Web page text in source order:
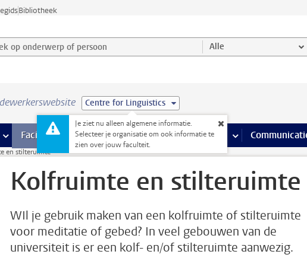
Bibliotheek
op onderwerp of persoon en selecteer categorie Alle
Centre for Linguistics
Je ziet nu alleen algemene informatie.
Selecteer je organisatie om ook informatie te
zien over jouw faculteit.
pagina’s
meer ICT pagina’s
Faciliteiten meer Faciliteiten pagina’s
Onderwijs meer Onderwijs pagina’s
Onderzoek meer Onderzoek
en stilteruimte
Kolfruimte en stilteruimte
WIl je gebruik maken van een kolfruimte of stilteruimte
voor meditatie of gebed? In veel gebouwen van de
universiteit is er een kolf- en/of stilteruimte aanwezig.